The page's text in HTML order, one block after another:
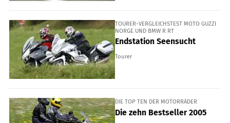
TOURER-VERGLEICHSTEST MOTO GUZZI
NORGE UND BMW R RT
Endstation Seensucht
Tourer
DIE TOP TEN DER MOTORRÄDER
Die zehn Bestseller 2005